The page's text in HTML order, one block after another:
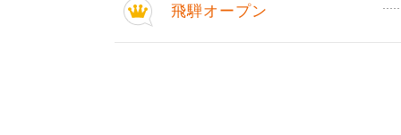
飛騨オープン